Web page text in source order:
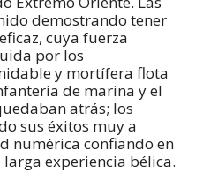
demostrando tener
cuya fuerza
por los
y mortífera flota
de marina y el
atrás; los
sus éxitos muy a
numérica confiando en
experiencia bélica.